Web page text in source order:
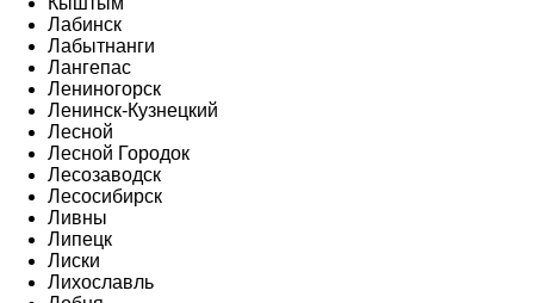
Лабинск
Лабытнанги
Лангепас
Лениногорск
Ленинск-Кузнецкий
Лесной
Лесной Городок
Лесозаводск
Лесосибирск
Ливны
Липецк
Лиски
Лихославль